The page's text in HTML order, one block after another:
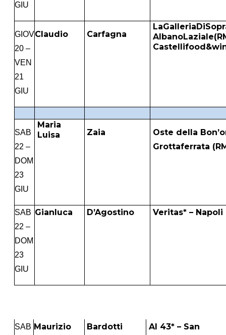
GIU
GIOV
20 –
VEN
21
GIU
Claudio Carfagna
SAB
22 –
DOM
23
GIU
Maria
Luisa
Zaia
Oste della
Grottaferrata
SAB
22 –
DOM
23
GIU
Gianluca D’Agostino Veritas* – Napoli
SAB Maurizio Bardotti
Al 43* – San